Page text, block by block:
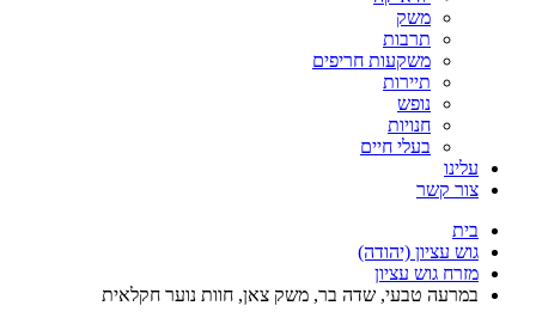
משק
תרבות
משקעות חריפים
תיירות
נופש
חנויות
בעלי חיים
עלינו
צור קשר
בית
גוש עציון (יהודה)
מזרח גוש עציון
במרעה טבעי, שדה בר, משק צאן, חוות נוער חקלאית